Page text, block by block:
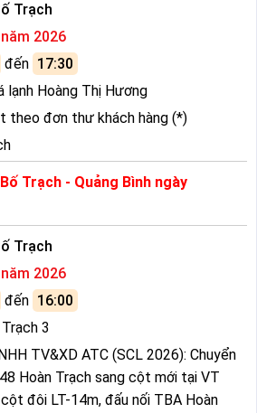
Trạch
2026
đến 17:30
lạnh Hoàng Thị Hương
theo đơn thư khách hàng (*)
Trạch - Quảng Bình ngày
Trạch
2026
đến 16:00
3
TV&XD ATC (SCL 2026): Chuyển
Hoàn Trạch sang cột mới tại VT
đôi LT-14m, đấu nối TBA Hoàn